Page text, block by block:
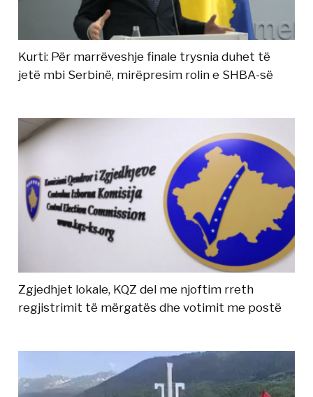
Kurti: Për marrëveshje finale trysnia duhet të
jetë mbi Serbinë, mirëpresim rolin e SHBA-së
Zgjedhjet lokale, KQZ del me njoftim rreth
regjistrimit të mërgatës dhe votimit me postë